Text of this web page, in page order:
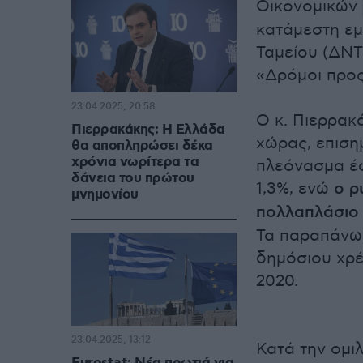
Οικονομικών
κατάμεστη
Ταμείου
«Δρόμοι
Ο κ.
χώρας,
πλεόνασμα
1,3%, ενώ ο
Τα παραπάνω
δημόσιου
2020.
Κατά την
Πιερρακάκης: Η Ελλάδα
θα αποπληρώσει δέκα
χρόνια νωρίτερα τα
δάνεια του πρώτου
μνημονίου
23.04.2025, 20:58
23.04.2025, 13:12